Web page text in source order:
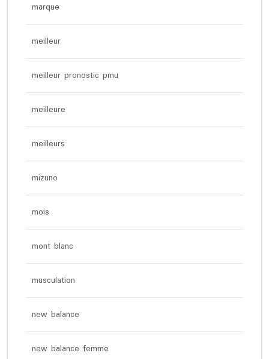
marque
meilleur
meilleur pronostic pmu
meilleure
meilleurs
mizuno
mois
mont blanc
musculation
new balance
new balance femme